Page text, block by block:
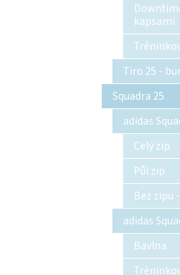
kapsami
Tiro 25 -
Squadra 25
adidas
Celý zip
Půl zip
Bez zipu
adidas
Bavlna